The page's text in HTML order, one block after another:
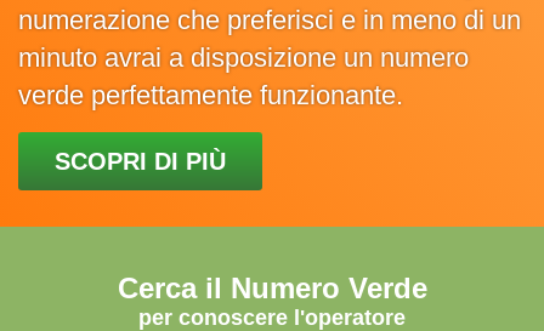
numerazione che preferisci e in meno di un
minuto avrai a disposizione un numero
verde perfettamente funzionante.
SCOPRI DI PIÙ
Cerca il Numero Verde
per conoscere l'operatore